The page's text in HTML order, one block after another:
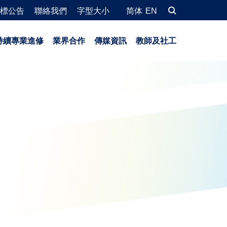
公告 聯絡我們 字型大小 简体 EN
續專業進修 業界合作 傳媒資訊 教師及社工